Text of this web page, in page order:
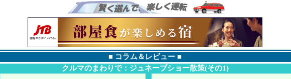
■ コラム＆レビュー ■
クルマのまわりで：ジュネーブショー散策(その1)